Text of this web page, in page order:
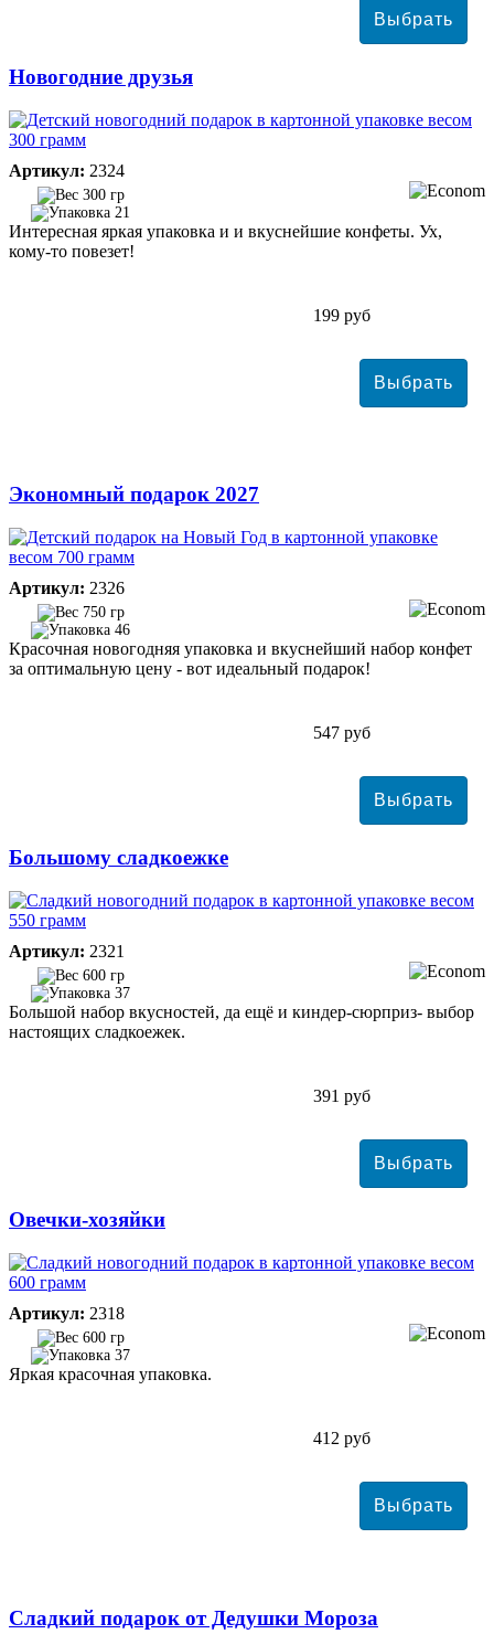
Новогодние друзья
Артикул: 2324
300 гр
21
Интересная яркая упаковка и и вкуснейшие конфеты. Ух,
кому-то повезет!
199 руб
Экономный подарок 2027
Артикул: 2326
750 гр
46
Красочная новогодняя упаковка и вкуснейший набор конфет
за оптимальную цену - вот идеальный подарок!
547 руб
Большому сладкоежке
Артикул: 2321
600 гр
37
Большой набор вкусностей, да ещё и киндер-сюрприз- выбор
настоящих сладкоежек.
391 руб
Овечки-хозяйки
Артикул: 2318
600 гр
37
Яркая красочная упаковка.
412 руб
Сладкий подарок от Дедушки Мороза